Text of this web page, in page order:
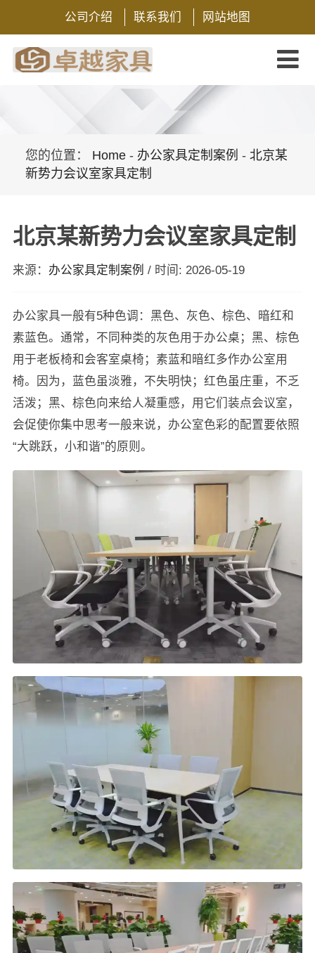
公司介绍 联系我们 网站地图
您的位置： Home- 办公家具定制案例 - 北京某
新势力会议室家具定制
北京某新势力会议室家具定制
来源： 办公家具定制案例 / 时间: 2026-05-19
办公家具一般有5种色调：黑色、灰色、棕色、暗红和
素蓝色。通常，不同种类的灰色用于办公桌；黑、棕色
用于老板椅和会客室桌椅；素蓝和暗红多作办公室用
椅。因为，蓝色虽淡雅，不失明快；红色虽庄重，不乏
活泼；黑、棕色向来给人凝重感，用它们装点会议室，
会促使你集中思考一般来说，办公室色彩的配置要依照
“大跳跃，小和谐”的原则。